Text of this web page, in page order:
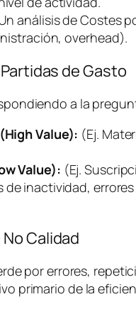
análisis de Costes
overhead).
de Gasto
a la
Value): (Ej.
Value): (Ej.
de inactividad,
Calidad
por errores,
primario de la